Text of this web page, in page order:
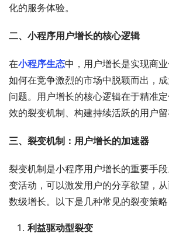
化的服务体验。
二、小程序用户增长的核心逻辑
在小程序生态中，用户增长是实现商
如何在竞争激烈的市场中脱颖而出，
问题。用户增长的核心逻辑在于精准
效的裂变机制、构建持续活跃的用户留
三、裂变机制：用户增长的加速器
裂变机制是小程序用户增长的重要手
变活动，可以激发用户的分享欲望，
数级增长。以下是几种常见的裂变策略
利益驱动型裂变